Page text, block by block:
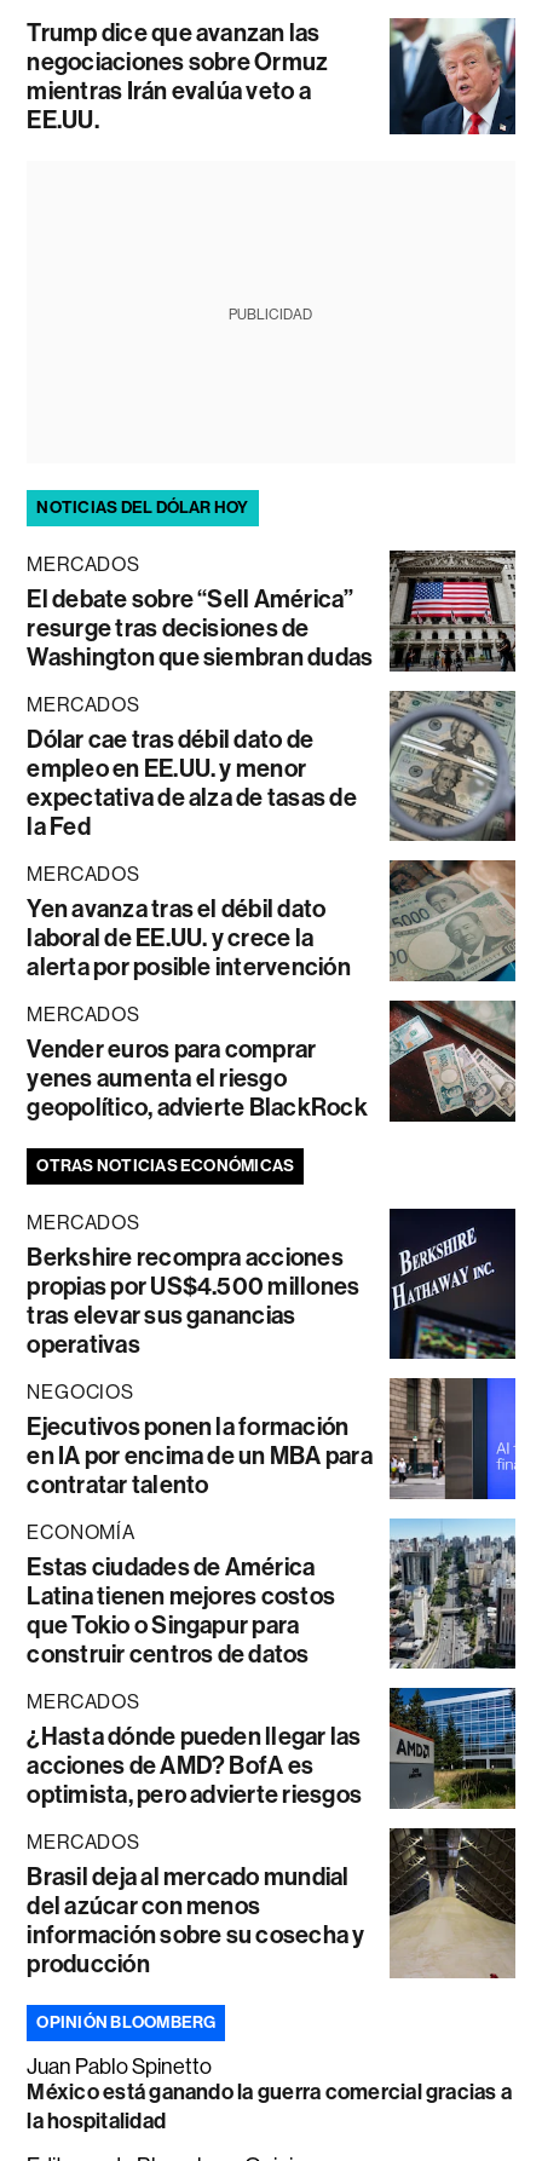
Trump dice que avanzan las
negociaciones sobre Ormuz
mientras Irán evalúa veto a
EE.UU.
PUBLICIDAD
NOTICIAS DEL DÓLAR HOY
MERCADOS
El debate sobre “Sell América”
resurge tras decisiones de
Washington que siembran dudas
MERCADOS
Dólar cae tras débil dato de
empleo en EE.UU. y menor
expectativa de alza de tasas de
la Fed
MERCADOS
Yen avanza tras el débil dato
laboral de EE.UU. y crece la
alerta por posible intervención
MERCADOS
Vender euros para comprar
yenes aumenta el riesgo
geopolítico, advierte BlackRock
OTRAS NOTICIAS ECONÓMICAS
MERCADOS
Berkshire recompra acciones
propias por US$4.500 millones
tras elevar sus ganancias
operativas
NEGOCIOS
Ejecutivos ponen la formación
en IA por encima de un MBA para
contratar talento
ECONOMÍA
Estas ciudades de América
Latina tienen mejores costos
que Tokio o Singapur para
construir centros de datos
MERCADOS
¿Hasta dónde pueden llegar las
acciones de AMD? BofA es
optimista, pero advierte riesgos
MERCADOS
Brasil deja al mercado mundial
del azúcar con menos
información sobre su cosecha y
producción
OPINIÓN BLOOMBERG
Juan Pablo Spinetto
México está ganando la guerra comercial gracias a
la hospitalidad